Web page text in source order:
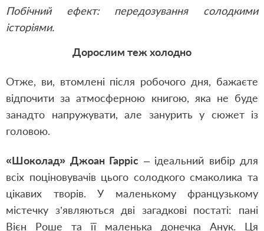
Побічний ефект: передозування солодкими
історіями.
Дорослим теж холодно
Отже, ви, втомлені після робочого дня, бажаєте
відпочити за атмосферною книгою, яка не буде
занадто напружувати, але занурить у сюжет із
головою.
«Шоколад» Джоан Гарріс – ідеальний вибір для
всіх поціновувачів цього солодкого смаколика та
цікавих творів. У маленькому французькому
містечку з’являються дві загадкові постаті: пані
Вієн Роше та її маленька донечка Анук. Ця